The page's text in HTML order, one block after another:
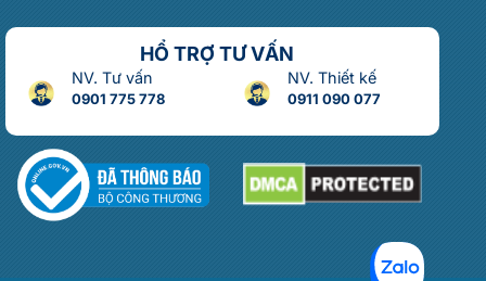
HỔ TRỢ TƯ VẤN
NV. Tư vấn
0901 775 778
NV. Thiết kế
0911 090 077